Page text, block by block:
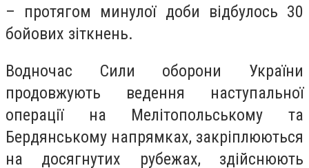
– протягом минулої доби відбулось 30
бойових зіткнень.
Водночас Сили оборони України
продовжують ведення наступальної
операції на Мелітопольському та
Бердянському напрямках, закріплюються
на досягнутих рубежах, здійснюють